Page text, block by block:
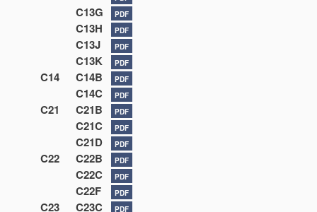
C13G PDF
C13H PDF
C13J PDF
C13K PDF
C14 C14B PDF
C14C PDF
C21 C21B PDF
C21C PDF
C21D PDF
C22 C22B PDF
C22C PDF
C22F PDF
C23 C23C PDF